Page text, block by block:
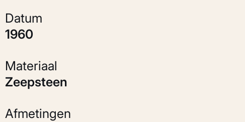
Datum
1960
Materiaal
Zeepsteen
Afmetingen